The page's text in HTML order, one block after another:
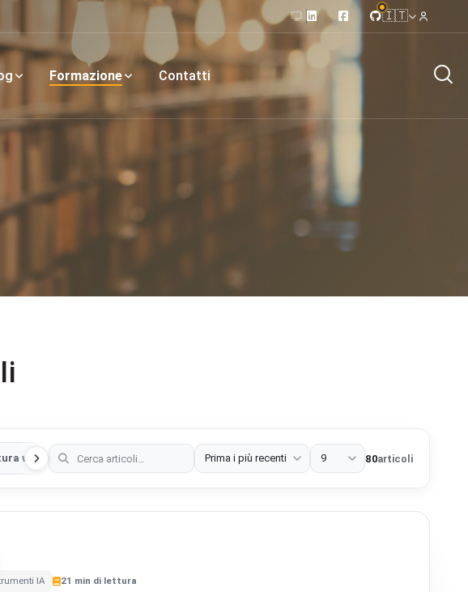
🇮🇹
Formazione Contatti
web Sicurezza Prestazioni Strategia web Estensioni del browser
80articoli
IA 21 min di lettura